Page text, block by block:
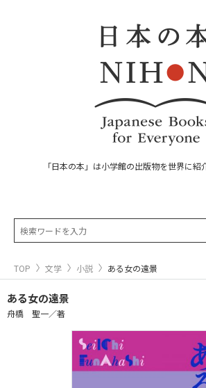
「日本の本」は小学館の出版物を世界に
TOP 文学 小説 ある女の遠景
ある女の遠景
舟橋 聖一／著